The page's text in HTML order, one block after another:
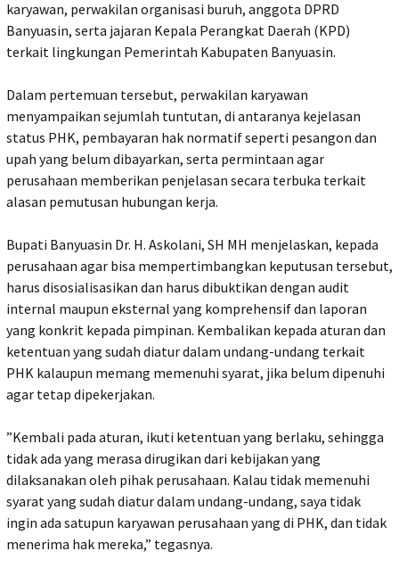
karyawan, perwakilan organisasi buruh, anggota DPRD
Banyuasin, serta jajaran Kepala Perangkat Daerah (KPD)
terkait lingkungan Pemerintah Kabupaten Banyuasin.
Dalam pertemuan tersebut, perwakilan karyawan
menyampaikan sejumlah tuntutan, di antaranya kejelasan
status PHK, pembayaran hak normatif seperti pesangon dan
upah yang belum dibayarkan, serta permintaan agar
perusahaan memberikan penjelasan secara terbuka terkait
alasan pemutusan hubungan kerja.
Bupati Banyuasin Dr. H. Askolani, SH MH menjelaskan, kepada
perusahaan agar bisa mempertimbangkan keputusan tersebut,
harus disosialisasikan dan harus dibuktikan dengan audit
internal maupun eksternal yang komprehensif dan laporan
yang konkrit kepada pimpinan. Kembalikan kepada aturan dan
ketentuan yang sudah diatur dalam undang-undang terkait
PHK kalaupun memang memenuhi syarat, jika belum dipenuhi
agar tetap dipekerjakan.
‎”Kembali pada aturan, ikuti ketentuan yang berlaku, sehingga
tidak ada yang merasa dirugikan dari kebijakan yang
dilaksanakan oleh pihak perusahaan. Kalau tidak memenuhi
syarat yang sudah diatur dalam undang-undang, saya tidak
ingin ada satupun karyawan perusahaan yang di PHK, dan tidak
menerima hak mereka,” tegasnya.